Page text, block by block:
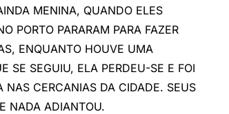
MENINA, QUANDO ELES
PORTO PARARAM PARA FAZER
ENQUANTO HOUVE UMA
SE SEGUIU, ELA PERDEU-SE E FOI
NAS CERCANIAS DA CIDADE. SEUS
NADA ADIANTOU.